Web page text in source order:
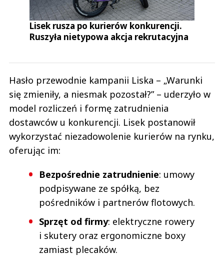
Lisek rusza po kurierów konkurencji.
Ruszyła nietypowa akcja rekrutacyjna
Hasło przewodnie kampanii Liska – „Warunki
się zmieniły, a niesmak pozostał?” – uderzyło w
model rozliczeń i formę zatrudnienia
dostawców u konkurencji. Lisek postanowił
wykorzystać niezadowolenie kurierów na rynku,
oferując im:
Bezpośrednie zatrudnienie: umowy
podpisywane ze spółką, bez
pośredników i partnerów flotowych.
Sprzęt od firmy: elektryczne rowery
i skutery oraz ergonomiczne boxy
zamiast plecaków.